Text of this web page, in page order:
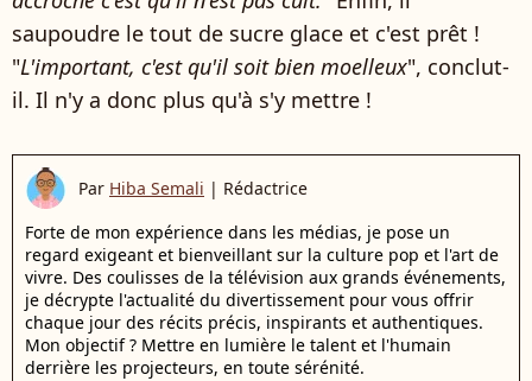
saupoudre le tout de sucre glace et c'est prêt !
"L'important, c'est qu'il soit bien moelleux", conclut-
il. Il n'y a donc plus qu'à s'y mettre !
Par Hiba Semali | Rédactrice
Forte de mon expérience dans les médias, je pose un
regard exigeant et bienveillant sur la culture pop et l'art de
vivre. Des coulisses de la télévision aux grands événements,
je décrypte l'actualité du divertissement pour vous offrir
chaque jour des récits précis, inspirants et authentiques.
Mon objectif ? Mettre en lumière le talent et l'humain
derrière les projecteurs, en toute sérénité.